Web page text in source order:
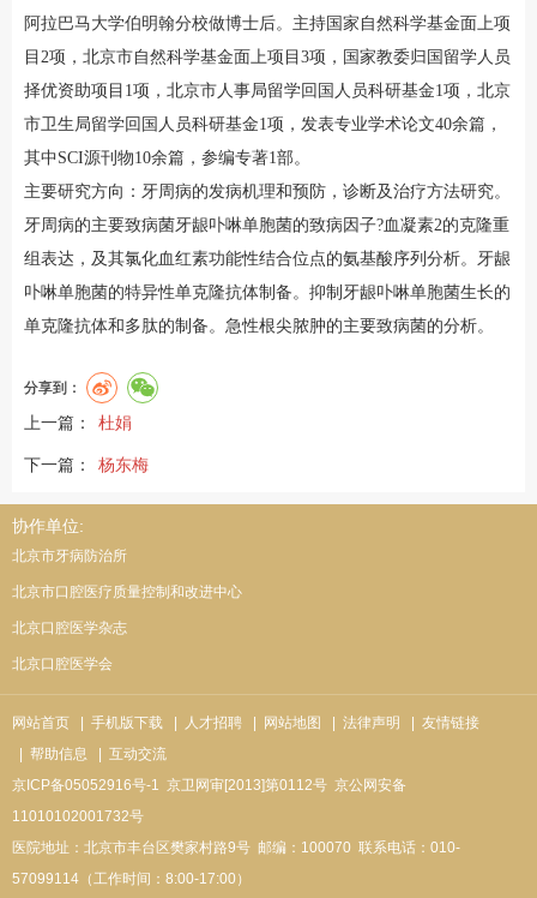
阿拉巴马大学伯明翰分校做博士后。主持国家自然科学基金面上项
目2项，北京市自然科学基金面上项目3项，国家教委归国留学人员
择优资助项目1项，北京市人事局留学回国人员科研基金1项，北京
市卫生局留学回国人员科研基金1项，发表专业学术论文40余篇，
其中SCI源刊物10余篇，参编专著1部。
主要研究方向：牙周病的发病机理和预防，诊断及治疗方法研究。
牙周病的主要致病菌牙龈卟啉单胞菌的致病因子?血凝素2的克隆重
组表达，及其氯化血红素功能性结合位点的氨基酸序列分析。牙龈
卟啉单胞菌的特异性单克隆抗体制备。抑制牙龈卟啉单胞菌生长的
单克隆抗体和多肽的制备。急性根尖脓肿的主要致病菌的分析。
分享到：
上一篇： 杜娟
下一篇： 杨东梅
协作单位:
北京市牙病防治所
北京市口腔医疗质量控制和改进中心
北京口腔医学杂志
北京口腔医学会
网站首页 | 手机版下载 | 人才招聘 | 网站地图 | 法律声明
| 友情链接
| 帮助信息
| 互动交流
京ICP备05052916号-1 京卫网审[2013]第0112号 京公网安备
11010102001732号
医院地址：北京市丰台区樊家村路9号 邮编：100070 联系电话：010-
57099114（工作时间：8:00-17:00）